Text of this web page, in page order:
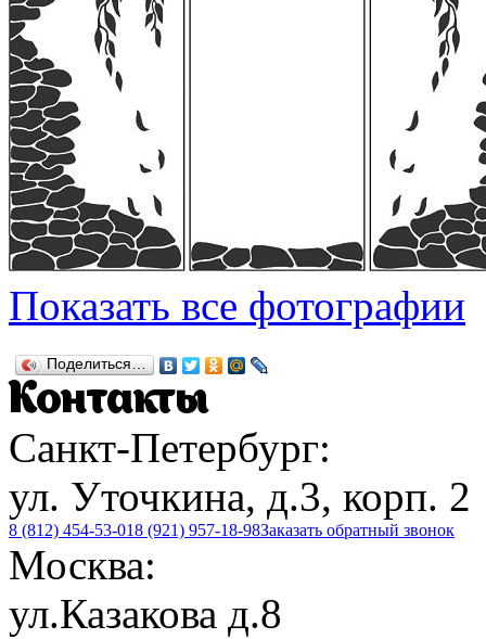
Показать все фотографии
Поделиться…
Контакты
Санкт-Петербург:
ул. Уточкина, д.3, корп. 2
8 (812) 454-53-018 (921) 957-18-98Заказать обратный звонок
Москва:
ул.Казакова д.8